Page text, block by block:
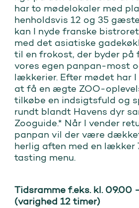
har to mødelokaler med
henholdsvis 12 og 35
kan I nyde franske
med det asiatiske
til en frokost, der byder på
vores egen panpan-most
lækkerier. Efter mødet har
at få en ægte ZOO-
tilkøbe en indsigtsfuld og
rundt blandt Havens dyr
Zooguide.* Når I vender
panpan vil der være
herlig aften med en lækker
tasting menu.
Tidsramme f.eks. kl. 09.00
(varighed 12 timer)